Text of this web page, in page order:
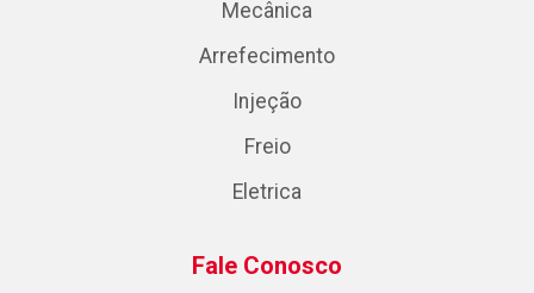
Mecânica
Arrefecimento
Injeção
Freio
Eletrica
Fale Conosco